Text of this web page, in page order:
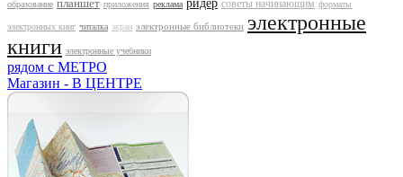
образование планшет приложения реклама ридер советы начинающим форматы
электронных книг читалка экран электронные библиотеки электронные
книги электронные учебники
рядом с МЕТРО
Магазин - В ЦЕНТРЕ